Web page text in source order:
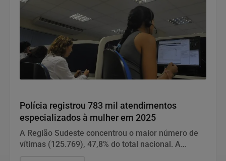
Polícia registrou 783 mil atendimentos
especializados à mulher em 2025
A Região Sudeste concentrou o maior número de
vítimas (125.769), 47,8% do total nacional. A